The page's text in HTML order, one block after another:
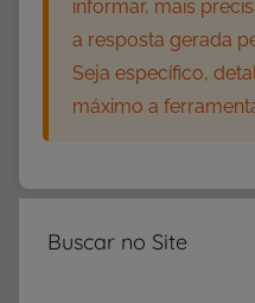
a
M
a
informar, mais
a resposta gerada
Seja específico,
máximo a
Buscar no Site